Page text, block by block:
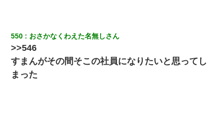
【唖然】帰宅したら旦那のスポーツカーが消えていた。警察『目
立つし、すぐ見つかるかもしれません』→ 数時間後・・警察『××
さんご存じですか？』
550 おさかなくわえた名無しさん
>>546
すまんがその間そこの社員になりたいと思ってし
まった